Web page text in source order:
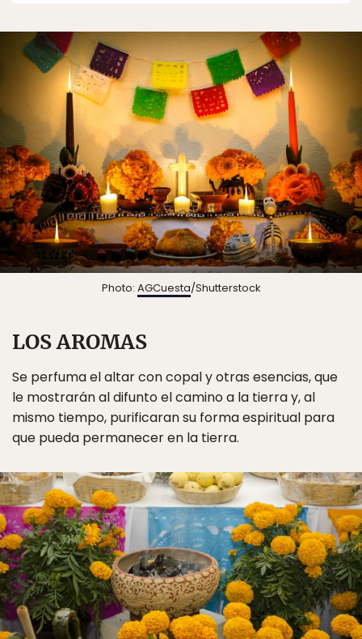
Photo: AGCuesta/Shutterstock
LOS AROMAS
Se perfuma el altar con copal y otras esencias, que
le mostrarán al difunto el camino a la tierra y, al
mismo tiempo, purificaran su forma espiritual para
que pueda permanecer en la tierra.